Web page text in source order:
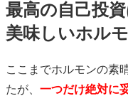
最高の自己投
美味しいホル
ここまでホルモンの素
たが、 一つだけ絶対に